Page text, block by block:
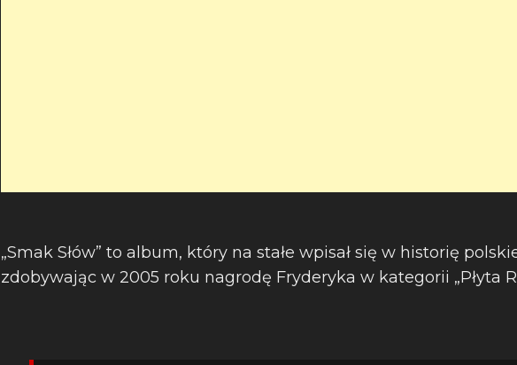
„Smak Słów” to album, który na stałe wpisał się w historię
zdobywając w 2005 roku nagrodę Fryderyka w kategorii „Płyta